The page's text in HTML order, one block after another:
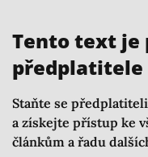
Tento text je
předplatitele
Staňte se
a získejte přístup ke
článkům a řadu